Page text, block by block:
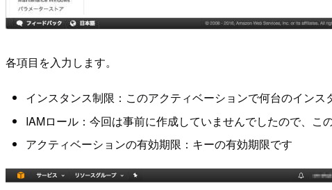
各項目を入力します。
インスタンス制限：このアクティベーションで何台のインス
IAMロール：今回は事前に作成していませんでしたので、こ
アクティベーションの有効期限：キーの有効期限です